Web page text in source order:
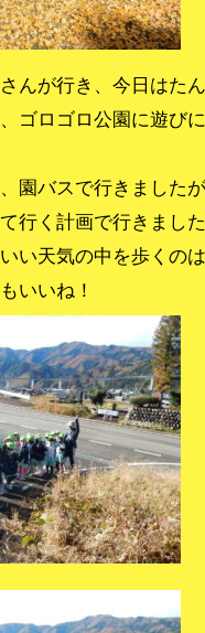
んが行き、今日はた
ゴロゴロ公園に遊び
園バスで行きました
行く計画で行きました
い天気の中を歩くの
いいね！